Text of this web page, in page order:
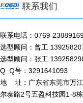
联系我们
联系电话：0769-
选型顾问：曾工
选型顾问：张工
Q Q号：3291641093
地 址：广东省东莞市万
尔泰路2号五盈科技园1-8栋